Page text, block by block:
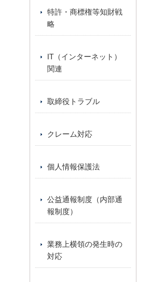
特許・商標権等知財戦
略
IT（インターネット）
関連
取締役トラブル
クレーム対応
個人情報保護法
公益通報制度（内部通
報制度）
業務上横領の発生時の
対応